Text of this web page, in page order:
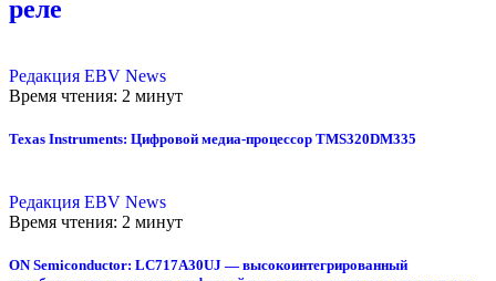
реле
Редакция EBV News
Время чтения: 2 минут
Texas Instruments: Цифровой медиа-процессор TMS320DM335
Редакция EBV News
Время чтения: 2 минут
ON Semiconductor: LC717A30UJ — высокоинтегрированный